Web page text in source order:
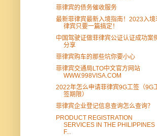
菲律宾的债务催收服务
最新菲律宾最新入境指南！2023入境
律宾只要一篇搞定！
中国驾驶证做菲律宾公证认证成功案
分享
菲律宾购车的那些坑你要小心
菲律宾交通局LTO中文官方网站
WWW.998VISA.COM
2022年怎么申请菲律宾9G工签（9G
签期限）
菲律宾企业登记信息查询怎么查询？
PRODUCT REGISTRATION
SERVICES IN THE PHILIPPINES
F...